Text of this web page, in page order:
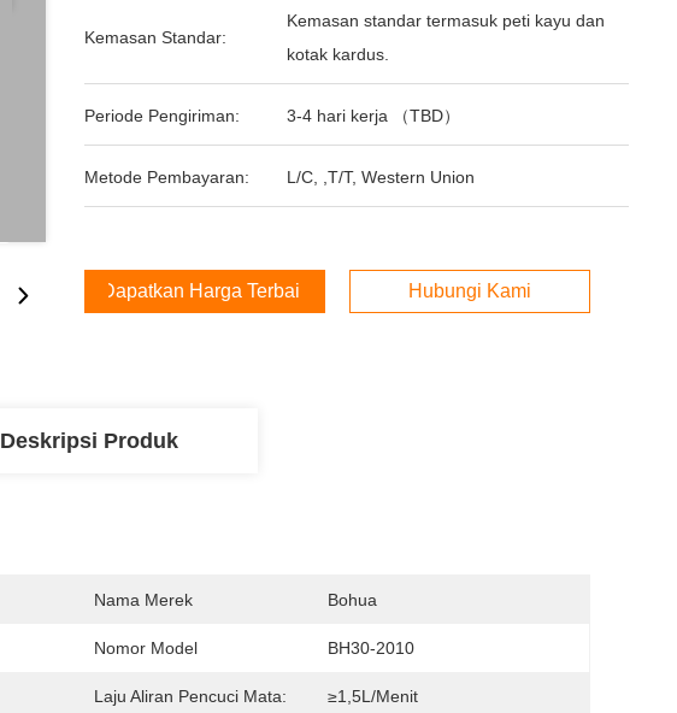
Kemasan Standar:
Kemasan standar termasuk peti kayu dan
kotak kardus.
Periode Pengiriman: 3-4 hari kerja （TBD）
Metode Pembayaran: L/C, ,T/T, Western Union
Dapatkan Harga Terbaik Hubungi Kami
Deskripsi Produk
Nama Merek Bohua
Nomor Model BH30-2010
Laju Aliran Pencuci Mata: ≥1,5L/menit